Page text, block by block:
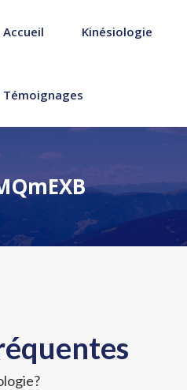
Accueil Kinésiologie
Témoignages